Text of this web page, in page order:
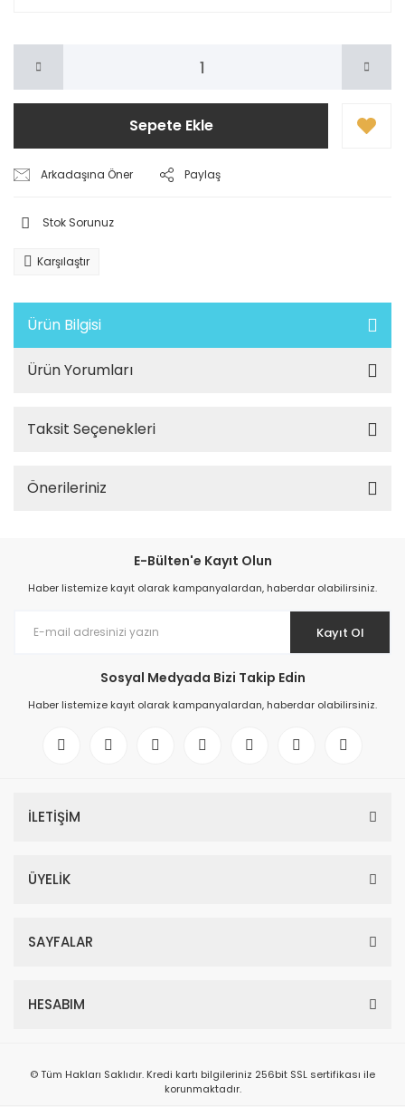
Sepete Ekle
Arkadaşına Öner Paylaş
Stok Sorunuz
Karşılaştır
Ürün Bilgisi
Ürün Yorumları
Taksit Seçenekleri
Önerileriniz
E-Bülten'e Kayıt Olun
Haber listemize kayıt olarak kampanyalardan, haberdar olabilirsiniz.
Kayıt Ol
Sosyal Medyada Bizi Takip Edin
Haber listemize kayıt olarak kampanyalardan, haberdar olabilirsiniz.
İLETİŞİM
ÜYELİK
SAYFALAR
HESABIM
© Tüm Hakları Saklıdır. Kredi kartı bilgileriniz 256bit SSL sertifikası ile
korunmaktadır.